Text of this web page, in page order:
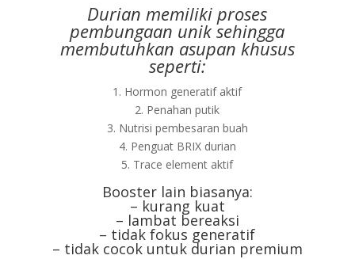
Durian memiliki proses
pembungaan unik sehingga
membutuhkan asupan khusus
seperti:
1. Hormon generatif aktif
2. Penahan putik
3. Nutrisi pembesaran buah
4. Penguat BRIX durian
5. Trace element aktif
Booster lain biasanya:
– kurang kuat
– lambat bereaksi
– tidak fokus generatif
– tidak cocok untuk durian premium